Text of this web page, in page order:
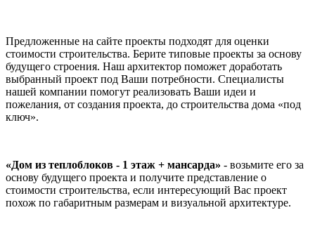
Предложенные на сайте проекты подходят для оценки
стоимости строительства. Берите типовые проекты за основу
будущего строения. Наш архитектор поможет доработать
выбранный проект под Ваши потребности. Специалисты
нашей компании помогут реализовать Ваши идеи и
пожелания, от создания проекта, до строительства дома «под
ключ».
«Дом из теплоблоков - 1 этаж + мансарда» - возьмите его за
основу будущего проекта и получите представление о
стоимости строительства, если интересующий Вас проект
похож по габаритным размерам и визуальной архитектуре.